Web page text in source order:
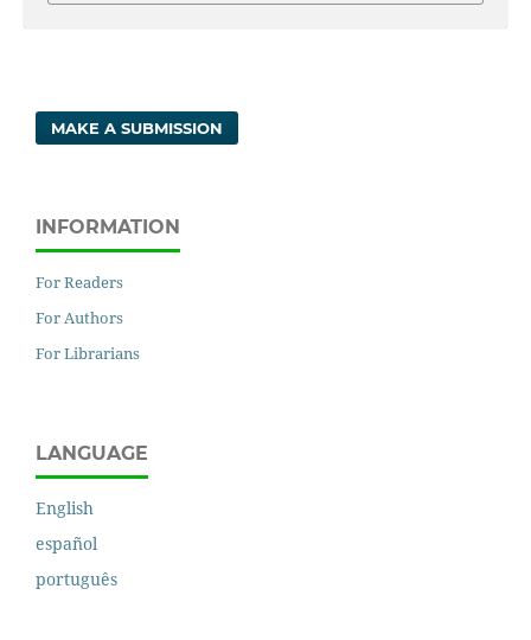
MAKE A SUBMISSION
INFORMATION
For Readers
For Authors
For Librarians
LANGUAGE
English
español
português